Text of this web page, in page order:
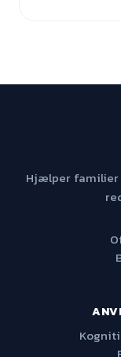
Hjælper familier